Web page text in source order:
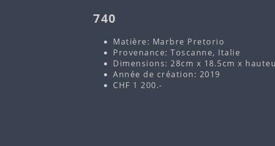
740
Matière: Marbre Pretorio
Provenance: Toscanne, Italie
Dimensions: 28cm x 18.5cm x
Année de création: 2019
CHF 1 200.-